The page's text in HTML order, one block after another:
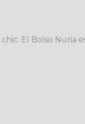
El Bolso Nuria